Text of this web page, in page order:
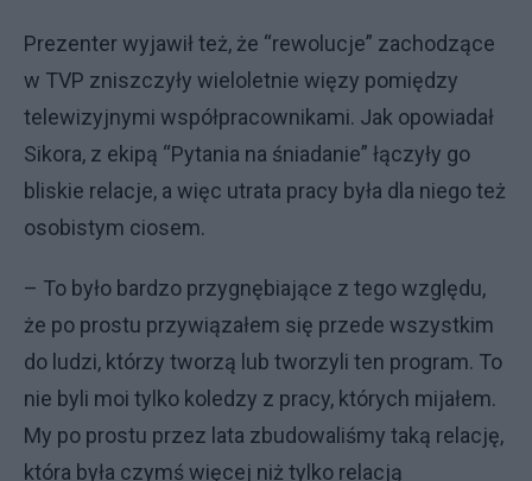
Prezenter wyjawił też, że “rewolucje” zachodzące
w TVP zniszczyły wieloletnie więzy pomiędzy
telewizyjnymi współpracownikami. Jak opowiadał
Sikora, z ekipą “Pytania na śniadanie” łączyły go
bliskie relacje, a więc utrata pracy była dla niego też
osobistym ciosem.
– To było bardzo przygnębiające z tego względu,
że po prostu przywiązałem się przede wszystkim
do ludzi, którzy tworzą lub tworzyli ten program. To
nie byli moi tylko koledzy z pracy, których mijałem.
My po prostu przez lata zbudowaliśmy taką relację,
która była czymś więcej niż tylko relacją